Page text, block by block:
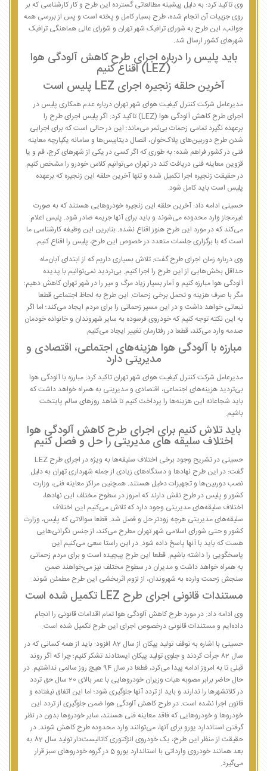
وی تاکید کرد: به دلیل پیشینه مطالعاتی گسترده این طرح و کار کارشناسی که بر
روی جزییات آن انجام شده، طرح بسیار کامل و پخته است و پس از بررسی همه
جوانب، این طرح به شورای ترافیک شهر تهران و شورای عالی هماهنگی ترافیک
شهرهای کشور ارسال شد.
باید پلیس را درباره اجرای طرح کاهش آلودگی هوا
(LEZ) اقناع کنیم
آخرین حلقه زنجیره اجرای LEZ پلیس است
مدیرعامل شرکت کنترل کیفیت هوای شهر تهران درباره عدم همکاری پلیس در
اجرای طرح کاهش آلودگی هوا (LEZ) تاکید کرد: اگر پلیس اجرای طرح را
برعهده نگیرد تمامی زحمات بی‌ثمر می‌ماند؛ این در حالی است که برای اجرایی
شدن طرح دوربین‌های پلاک‌خوان، اتصال دیتابیس‌ها و سامانه یکپارچه معاینه
فنی در کشور فراهم شده؛ به طوری که اگر کسی در یکی از شهرهای کرج، قم و یا
قزوین معاینه فنی دریافت کند در تهران می‌توانیم کلاس خودرو را مشخص کنیم.
در حقیقت زنجیره اجرا تکمیل شده و تنها آخرین حلقه این زنجیره که برعهده
پلیس است باید کامل شود.
حسینی ادامه داد: آخرین حلقه این زنجیره خودروهایی هستند که به صورت
غیرمجاز وارد محدوده می‌شوند و باید برای آنها جریمه صادر شود. پلیس اعلام
می‌کند که در مورد این طرح هنوز اقناع نشده. بنابرین این وظیفه کارشناسی ما
است که با برگزاری جلسات متعدد در خصوص این طرح، پلیس را اقناع کنیم.
وی درباره زمان اجرای طرح گفت: تلاش بسیاری داریم که از ابتدای آبان‌ماه
حداقل بخش‌هایی از این طرح را اجرا کنیم. بی‌تردید نمی‌توانیم با پدیده
آلودگی هوا مبارزه کنیم و آمار بسیار زیاد مرگ و میر را در شهر تهران کاهش دهیم؛
مگر با صرف هزینه و تحمل برخی زحمات. این طرح به لحاظ اجتماعی قطعا
تبعاتی خواهد داشت و در این مسیر زحماتی را برای مردم ایجاد می‌کند؛ اما اگر
به این نکته توجه کنیم که خودروی فرسوده به سایر شهروندان و خانواده خودمان
صدمه وارد می‌کند، قطعا در رفتارمان تغییر ایجاد می‌کنیم.
مبارزه با آلودگی هوا هزینه‌های اجتماعی، اقتصادی و
مدیریتی دارد
مدیرعامل شرکت کنترل کیفیت هوای شهر تهران تاکید کرد: مبارزه با آلودگی هوا
بی‌تردید هزینه‌های اجتماعی، اقتصادی و مدیریتی به همراه خواهد داشت که
باید شجاعانه این هزینه‌ها را پرداخت کنیم تا شاهد روزهای سالم پایتخت
باشیم.
باید تلاش کنیم برای اجرای طرح کاهش آلودگی هوا
اختلاف سلیقه های مدیریتی را حل و فصل کنیم
حسینی در تشریح وجود برخی اختلاف سلیقه‌ها به ویژه در اجرای طرح LEZ
گفت: در این طرح نهادها و دستگاه‌های زیادی از جمله شهرداری تهران به دلیل
نصب دوربین‌ها و تجهیزات دخیل هستند. همچنین مراکز معاینه فنی، وزارت
کشور و پلیس در طرح نقش دارند که امروز در سطوح مختلف این نهادها،
اختلاف سلیقه‌های مدیریتی وجود دارد که تلاش می‌کنیم این اختلاف
سلیقه‌های مدیریتی هرچه زودتر حل و فصل شد. قطعا سوالاتی که پلیس، وزارت
کشور و حتی شورای اسلامی شهر تهران مطرح می‌کند، از جنس نگرانی‌هایی
هست که باید با آنها پاسخ داده شود. در این راستا سعی می‌کنیم این
پاسخگویی را داشته باشیم. قطعا این طرح پیچیده است و برای مردم زحماتی
به همراه خواهد داشت و مدیران در سطوح مختلف نیز می‌خواهند ضمن
سنجش زحمت وارده به شهروندان، از لزوم اثربخشی این طرح مطمئن شوند.
مستندات قانونی اجرای طرح LEZ تکمیل شده است
وی ادامه داد: در مورد طرح کاهش آلودگی هوا تمام اقدامات قانونی را انجام
داده‌ایم و مستندات قانونی درخصوص اجرای این طرح تکمیل شده است.
حسینی با اشاره به توقف تولید پیکان از سال 82 افزود: باید از همه کسانی که در
سال 82 جرأت کردند و جلوی تولید پیکان ایستادند تشکر کنیم؛ چرا که اگر روند
قبلی تا به امروز ادامه پیدا می‌کرد، قطعا در سال 94 هیچ روز سالمی نداشتیم. در
حال حاضر برابر مصوبه هیات وزیران خودروهایی با عمر بالای 20 سال حق تردد
در کلانشهرها را ندارند و باید از تردد آنها جلوگیری شود؛ اما این اتفاق نیفتاده و
قانون اجرا نشده است. در طرح کاهش آلودگی هوا ضمن جلوگیری از تردد این
خودروها و خودروهایی که فاقد معاینه فنی هستند، سایر خودروها بدون در نظر
گرفتن استاندارد یورو برای آنها، می‌توانند وارد محدوده طرح کاهش شوند. در
حقیقت از منظر این طرح، یک خودروی انژکتوری کاتالیست‌دار تولید سال 82 به
بعد همانند خودروی وارداتی با استاندارد یورو 5 در گروه خودروهای سبز قرار
می‌گیرد.